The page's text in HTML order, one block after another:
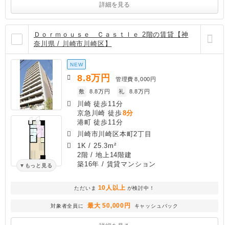
詳細を見る
Ｄｏｒｍｏｕｓｅ Ｃａｓｔｌｅ 2階の賃貸【神
奈川県 / 川崎市川崎区】
もっと見る
NEW
8.8万円 管理費 8,000円
敷
8.8万円 礼 8.8万円
川崎 徒歩11分
京急川崎 徒歩8分
港町 徒歩11分
川崎市川崎区本町2丁目
1K / 25.3m²
2階 / 地上14階建
築16年 / 賃貸マンション
ただいま 10人以上 が検討中！
対象者全員に 最大 50,000円 キャッシュバック